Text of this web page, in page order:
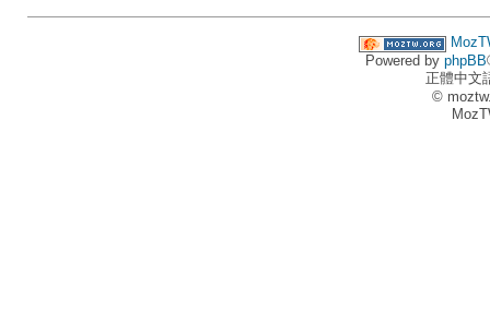
Powered by phpBB
正體中文
©